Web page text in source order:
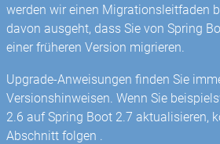
werden wir einen Migrationsleitfaden
davon ausgeht, dass Sie von Spring
einer früheren Version migrieren.
Upgrade-Anweisungen finden Sie
Versionshinweisen. Wenn Sie
2.6 auf Spring Boot 2.7 aktualisieren,
Abschnitt folgen .